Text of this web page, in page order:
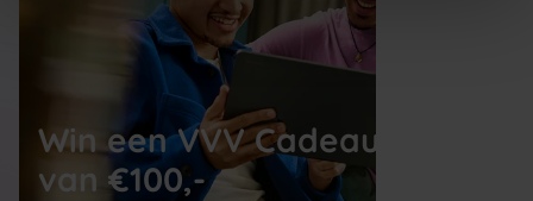
Win een VVV Cadeaukaart
van €100,-